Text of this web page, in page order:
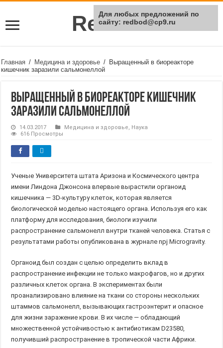
Rei Red
Главная / Медицина и здоровье / Выращенный в биореакторе
кишечник заразили сальмонеллой
Выращенный в биореакторе кишечник
заразили сальмонеллой
14.03.2017 Медицина и здоровье, Наука
616 Просмотры
Ученые Университета штата Аризона и Космического центра
имени Линдона Джонсона впервые вырастили органоид
кишечника — 3D-культуру клеток, которая является
биологической моделью настоящего органа. Используя его как
платформу для исследования, биологи изучили
распространение сальмонелл внутри тканей человека. Статья с
результатами работы опубликована в журнале npj Microgravity.
Органоид был создан с целью определить вклад в
распространение инфекции не только макрофагов, но и других
различных клеток органа. В экспериментах были
проанализировано влияние на ткани со стороны нескольких
штаммов сальмонелл, вызывающих гастроэнтерит и опасное
для жизни заражение крови. В их числе — обладающий
множественной устойчивостью к антибиотикам D23580,
получивший распространение в тропической части Африки.
Для любых предложений по
сайту: redbod@cp9.ru